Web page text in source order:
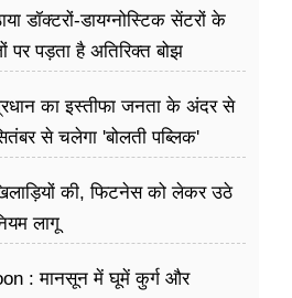
डॉक्टरों-डायग्नोस्टिक सेंटरों के
पर पड़ता है अ​तिरिक्त बोझ
का इस्तीफा जनता के अंदर से
से चलेगा 'बोलती पब्लिक'
की, फिटनेस को लेकर उठे
लागू
: मानसून में घूमें कुर्ग और